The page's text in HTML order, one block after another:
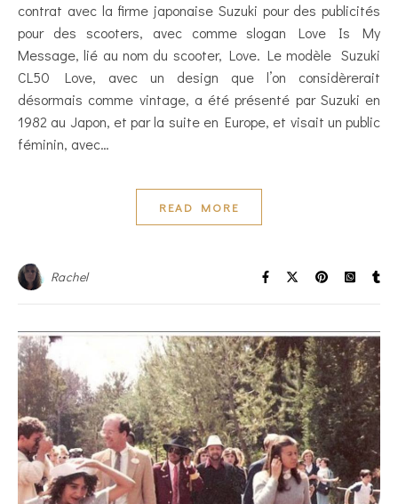
contrat avec la firme japonaise Suzuki pour des publicités
pour des scooters, avec comme slogan Love Is My
Message, lié au nom du scooter, Love. Le modèle Suzuki
CL50 Love, avec un design que l’on considèrerait
désormais comme vintage, a été présenté par Suzuki en
1982 au Japon, et par la suite en Europe, et visait un public
féminin, avec…
READ MORE
Rachel